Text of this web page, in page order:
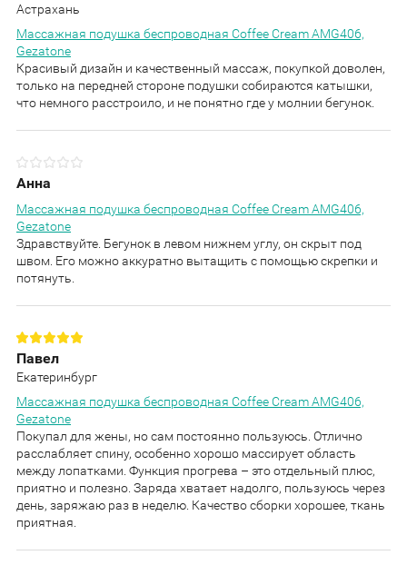
Астрахань
Массажная подушка беспроводная Coffee Cream AMG406,
Gezatone
Красивый дизайн и качественный массаж, покупкой доволен,
только на передней стороне подушки собираются катышки,
что немного расстроило, и не понятно где у молнии бегунок.
Анна
Массажная подушка беспроводная Coffee Cream AMG406,
Gezatone
Здравствуйте. Бегунок в левом нижнем углу, он скрыт под
швом. Его можно аккуратно вытащить с помощью скрепки и
потянуть.
Павел
Екатеринбург
Массажная подушка беспроводная Coffee Cream AMG406,
Gezatone
Покупал для жены, но сам постоянно пользуюсь. Отлично
расслабляет спину, особенно хорошо массирует область
между лопатками. Функция прогрева – это отдельный плюс,
приятно и полезно. Заряда хватает надолго, пользуюсь через
день, заряжаю раз в неделю. Качество сборки хорошее, ткань
приятная.